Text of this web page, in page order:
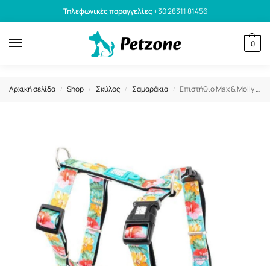
Τηλεφωνικές παραγγελίες+30 28311 81456
0
Αρχική σελίδα / Shop / Σκύλος / Σαμαράκια / Επιστήθιο Max & Molly Exotique Small 1,5×41-52cm